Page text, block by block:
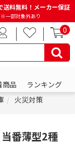
料無料！メーカー保証
※一部対象外あり
0
商品
ランキング
火災対策
番薄型2種